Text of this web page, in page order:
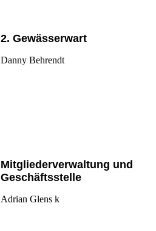
2. Gewässerwart
Danny Behrendt
Mitgliederverwaltung und
Geschäftsstelle
Adrian Glens k